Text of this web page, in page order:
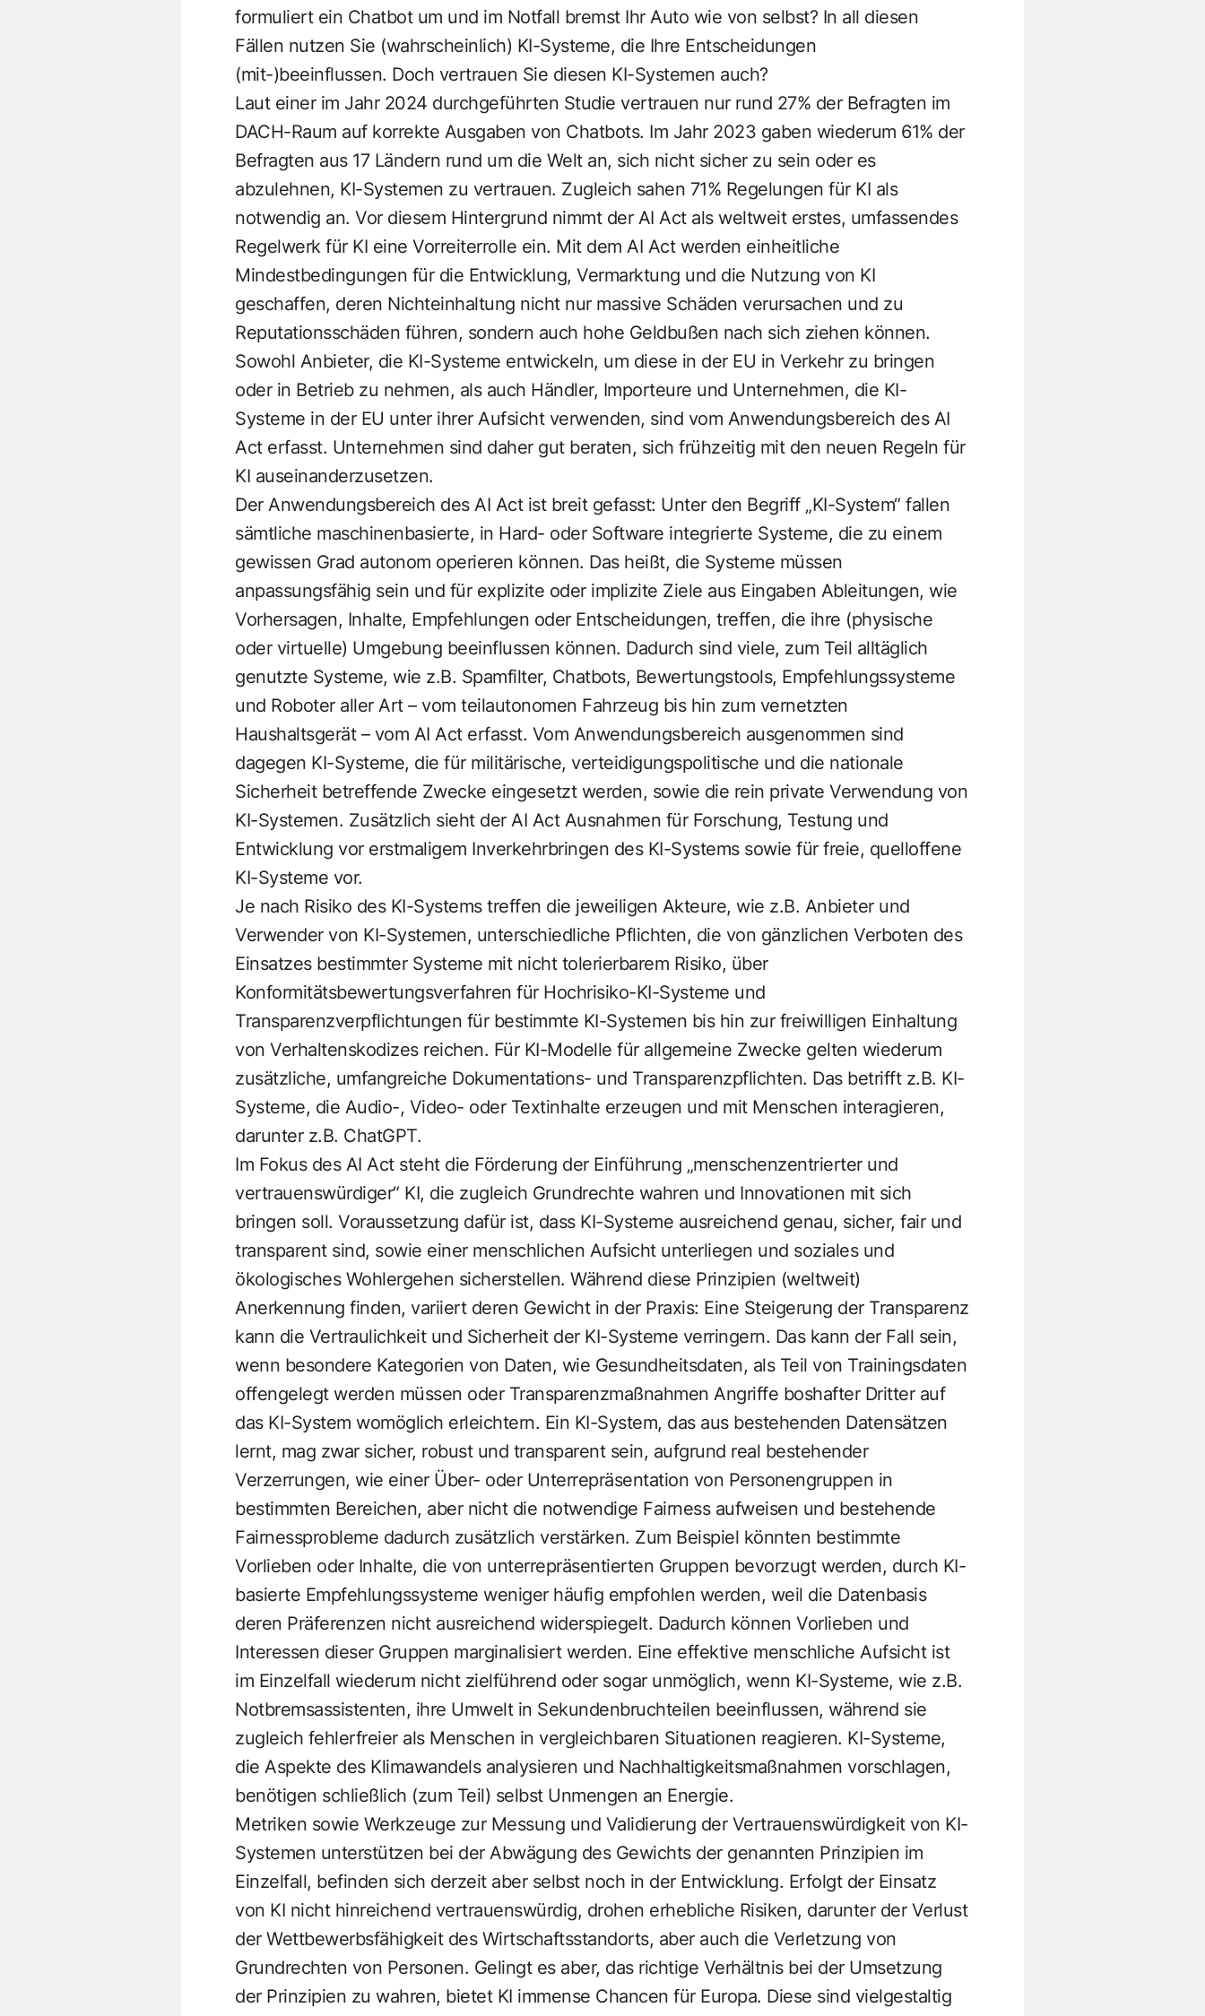
formuliert ein Chatbot um und im Notfall bremst Ihr Auto wie von selbst? In all diesen
Fällen nutzen Sie (wahrscheinlich) KI-Systeme, die Ihre Entscheidungen
(mit-)beeinflussen. Doch vertrauen Sie diesen KI-Systemen auch?
Laut einer im Jahr 2024 durchgeführten Studie vertrauen nur rund 27% der Befragten im
DACH-Raum auf korrekte Ausgaben von Chatbots. Im Jahr 2023 gaben wiederum 61% der
Befragten aus 17 Ländern rund um die Welt an, sich nicht sicher zu sein oder es
abzulehnen, KI-Systemen zu vertrauen. Zugleich sahen 71% Regelungen für KI als
notwendig an. Vor diesem Hintergrund nimmt der AI Act als weltweit erstes, umfassendes
Regelwerk für KI eine Vorreiterrolle ein. Mit dem AI Act werden einheitliche
Mindestbedingungen für die Entwicklung, Vermarktung und die Nutzung von KI
geschaffen, deren Nichteinhaltung nicht nur massive Schäden verursachen und zu
Reputationsschäden führen, sondern auch hohe Geldbußen nach sich ziehen können.
Sowohl Anbieter, die KI-Systeme entwickeln, um diese in der EU in Verkehr zu bringen
oder in Betrieb zu nehmen, als auch Händler, Importeure und Unternehmen, die KI-
Systeme in der EU unter ihrer Aufsicht verwenden, sind vom Anwendungsbereich des AI
Act erfasst. Unternehmen sind daher gut beraten, sich frühzeitig mit den neuen Regeln für
KI auseinanderzusetzen.
Der Anwendungsbereich des AI Actist breit gefasst: Unter den Begriff „KI-System“ fallen
sämtliche maschinenbasierte, in Hard- oder Software integrierte Systeme, die zu einem
gewissen Grad autonom operieren können. Das heißt, die Systeme müssen
anpassungsfähig sein und für explizite oder implizite Ziele aus Eingaben Ableitungen, wie
Vorhersagen, Inhalte, Empfehlungen oder Entscheidungen, treffen, die ihre (physische
oder virtuelle) Umgebung beeinflussen können. Dadurch sind viele, zum Teil alltäglich
genutzte Systeme, wie z.B. Spamfilter, Chatbots, Bewertungstools, Empfehlungssysteme
und Roboter aller Art – vom teilautonomen Fahrzeug bis hin zum vernetzten
Haushaltsgerät – vom AI Act erfasst. Vom Anwendungsbereich ausgenommen sind
dagegen KI-Systeme, die für militärische, verteidigungspolitische und die nationale
Sicherheit betreffende Zwecke eingesetzt werden, sowie die rein private Verwendung von
KI-Systemen. Zusätzlich sieht der AI Act Ausnahmen für Forschung, Testung und
Entwicklung vor erstmaligem Inverkehrbringen des KI-Systems sowie für freie, quelloffene
KI-Systeme vor.
Je nach Risiko des KI-Systems treffen die jeweiligen Akteure, wie z.B. Anbieter und
Verwender von KI-Systemen, unterschiedliche Pflichten, die von gänzlichen Verboten des
Einsatzes bestimmter Systeme mit nicht tolerierbarem Risiko, über
Konformitätsbewertungsverfahren für Hochrisiko-KI-Systeme und
Transparenzverpflichtungen für bestimmte KI-Systemen bis hin zur freiwilligen Einhaltung
von Verhaltenskodizes reichen. Für KI-Modelle für allgemeine Zwecke gelten wiederum
zusätzliche, umfangreiche Dokumentations- und Transparenzpflichten. Das betrifft z.B. KI-
Systeme, die Audio-, Video- oder Textinhalte erzeugen und mit Menschen interagieren,
darunter z.B. ChatGPT.
Im Fokus des AI Act steht die Förderung der Einführung „menschenzentrierter und
vertrauenswürdiger“ KI, die zugleich Grundrechte wahren und Innovationen mit sich
bringen soll. Voraussetzung dafür ist, dass KI-Systeme ausreichend genau, sicher, fair und
transparent sind, sowie einer menschlichen Aufsicht unterliegen und soziales und
ökologisches Wohlergehen sicherstellen. Während diese Prinzipien (weltweit)
Anerkennung finden, variiert deren Gewicht in der Praxis: Eine Steigerung der Transparenz
kann die Vertraulichkeit und Sicherheit der KI-Systeme verringern. Das kann der Fall sein,
wenn besondere Kategorien von Daten, wie Gesundheitsdaten, als Teil von Trainingsdaten
offengelegt werden müssen oder Transparenzmaßnahmen Angriffe boshafter Dritter auf
das KI-System womöglich erleichtern. Ein KI-System, das aus bestehenden Datensätzen
lernt, mag zwar sicher, robust und transparent sein, aufgrund real bestehender
Verzerrungen, wie einer Über- oder Unterrepräsentation von Personengruppen in
bestimmten Bereichen, aber nicht die notwendige Fairness aufweisen und bestehende
Fairnessprobleme dadurch zusätzlich verstärken. Zum Beispiel könnten bestimmte
Vorlieben oder Inhalte, die von unterrepräsentierten Gruppen bevorzugt werden, durch KI-
basierte Empfehlungssysteme weniger häufig empfohlen werden, weil die Datenbasis
deren Präferenzen nicht ausreichend widerspiegelt. Dadurch können Vorlieben und
Interessen dieser Gruppen marginalisiert werden. Eine effektive menschliche Aufsicht ist
im Einzelfall wiederum nicht zielführend oder sogar unmöglich, wenn KI-Systeme, wie z.B.
Notbremsassistenten, ihre Umwelt in Sekundenbruchteilen beeinflussen, während sie
zugleich fehlerfreier als Menschen in vergleichbaren Situationen reagieren. KI-Systeme,
die Aspekte des Klimawandels analysieren und Nachhaltigkeitsmaßnahmen vorschlagen,
benötigen schließlich (zum Teil) selbst Unmengen an Energie.
Metriken sowie Werkzeuge zur Messung und Validierung der Vertrauenswürdigkeit von KI-
Systemen unterstützen bei der Abwägung des Gewichts der genannten Prinzipien im
Einzelfall, befinden sich derzeit aber selbst noch in der Entwicklung. Erfolgt der Einsatz
von KI nicht hinreichend vertrauenswürdig, drohen erhebliche Risiken, darunter der Verlust
der Wettbewerbsfähigkeit des Wirtschaftsstandorts, aber auch die Verletzung von
Grundrechten von Personen. Gelingt es aber, das richtige Verhältnis bei der Umsetzung
der Prinzipien zu wahren, bietet KI immense Chancen für Europa. Diese sind vielgestaltig